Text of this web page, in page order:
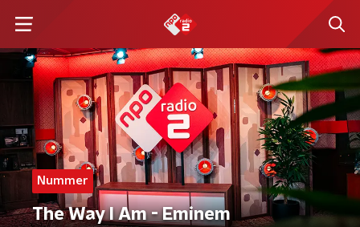
Nummer
The Way I Am - Eminem